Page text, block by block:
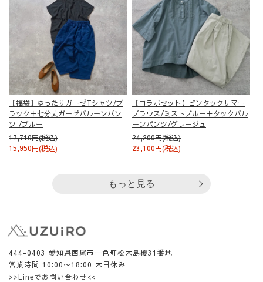
【福袋】ゆったりガーゼTシャツ/ブ
ラック＋七分丈ガーゼバルーンパン
ツ /ブルー
17,710円(税込)
15,950円(税込)
【コラボセット】ピンタックサマー
ブラウス/ミストブルー＋タックバル
ーンパンツ/グレージュ
24,200円(税込)
23,100円(税込)
もっと見る
444-0403 愛知県西尾市一色町松木島榎31番地
営業時間 10:00〜18:00 木日休み
>>Lineでお問い合わせ<<